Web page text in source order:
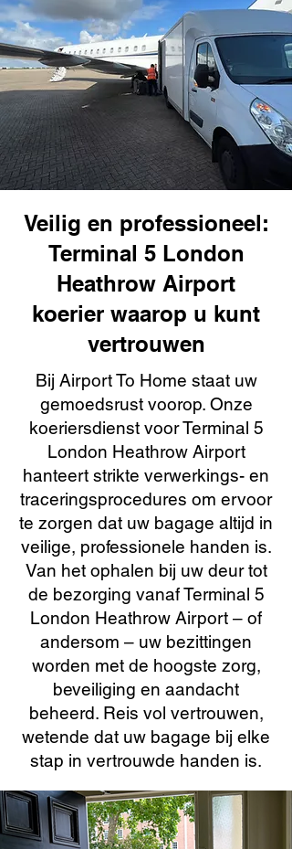
Veilig en professioneel:
Terminal 5 London
Heathrow Airport
koerier waarop u kunt
vertrouwen
Bij Airport To Home staat uw
gemoedsrust voorop. Onze
koeriersdienst voor Terminal 5
London Heathrow Airport
hanteert strikte verwerkings- en
traceringsprocedures om ervoor
te zorgen dat uw bagage altijd in
veilige, professionele handen is.
Van het ophalen bij uw deur tot
de bezorging vanaf Terminal 5
London Heathrow Airport – of
andersom – uw bezittingen
worden met de hoogste zorg,
beveiliging en aandacht
beheerd. Reis vol vertrouwen,
wetende dat uw bagage bij elke
stap in vertrouwde handen is.